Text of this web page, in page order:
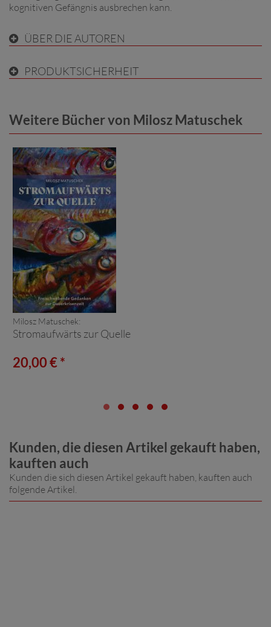
kognitiven Gefängnis ausbrechen kann.
ÜBER DIE AUTOREN
PRODUKTSICHERHEIT
Weitere Bücher von Milosz Matuschek
Milosz Matuschek:
Stromaufwärts zur Quelle
20,00 € *
Kunden, die diesen Artikel gekauft haben,
kauften auch
Kunden die sich diesen Artikel gekauft haben, kauften auch
folgende Artikel.